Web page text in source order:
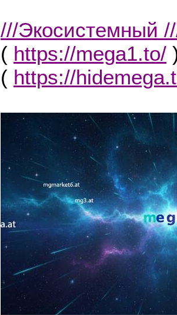
///Экосистемный
( https://mega1.to/
( https://